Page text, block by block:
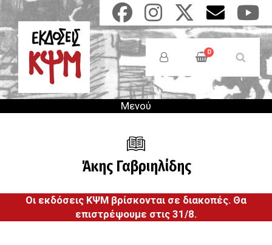
Παράκαμψη
προς
το
κυρίως
περιεχόμενο
Anonymous
Users
Menu
0
Μενού
Άκης Γαβριηλίδης
Οι εκδόσεις ΚΨΜ βρίσκονται σε διακοπές. Θα
επιστρέψουμε στις 31/8.